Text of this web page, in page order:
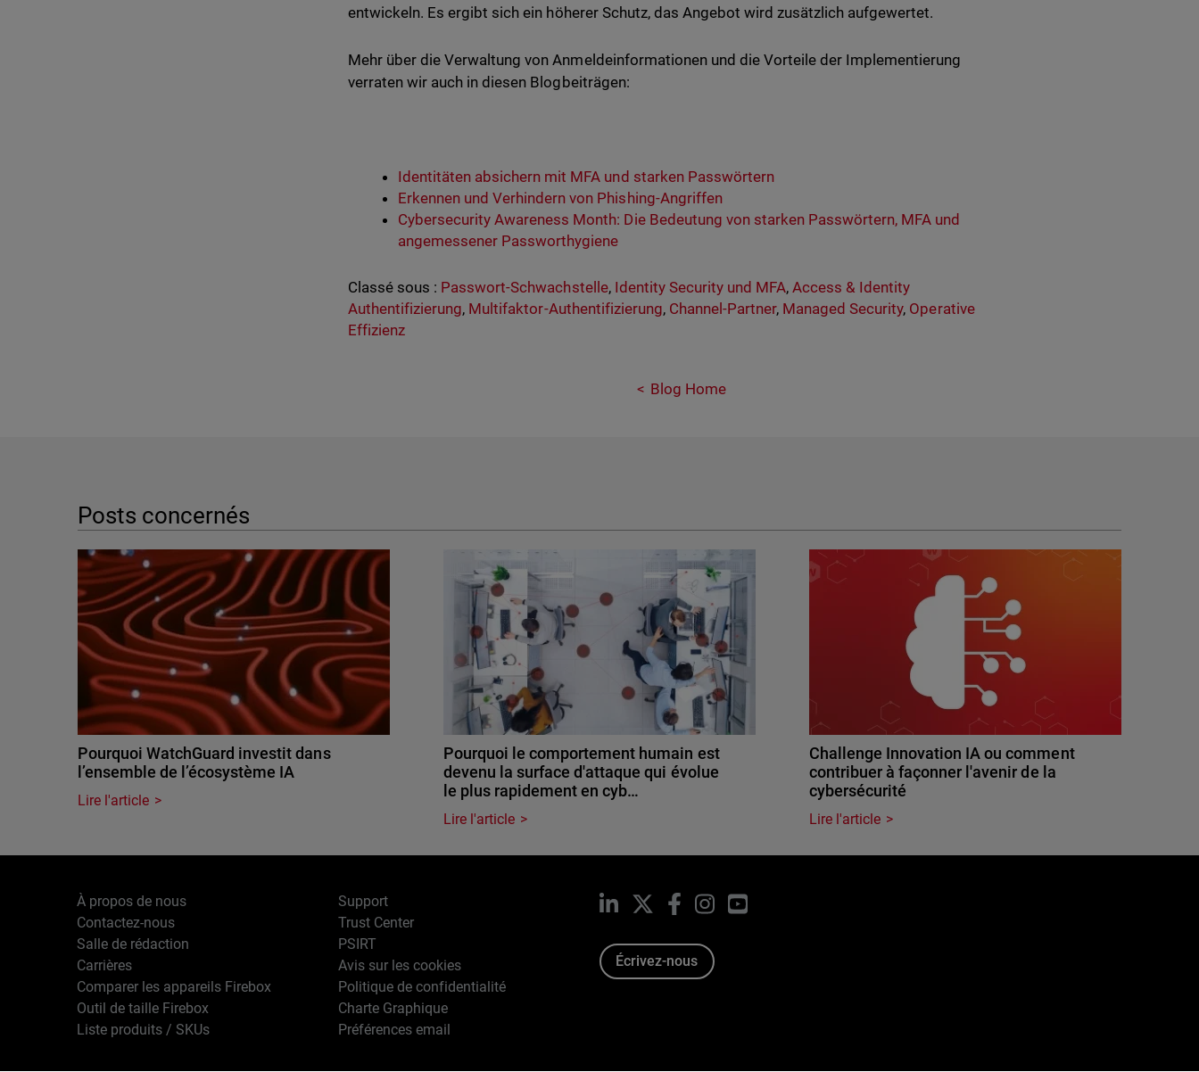
entwickeln. Es ergibt sich ein höherer Schutz, das Angebot wird zusätzlich aufgewertet.
Mehr über die Verwaltung von Anmeldeinformationen und die Vorteile der Implementierung
verraten wir auch in diesen Blogbeiträgen:
Identitäten absichern mit MFA und starken Passwörtern
Erkennen und Verhindern von Phishing-Angriffen
Cybersecurity Awareness Month: Die Bedeutung von starken Passwörtern, MFA und
angemessener Passworthygiene
Classé sous : Passwort-Schwachstelle, Identity Security und MFA,Access & Identity
Authentifizierung, Multifaktor-Authentifizierung, Channel-Partner, Managed Security, Operative
Effizienz
Blog Home
Posts concernés
Pourquoi WatchGuard investit dans
l’ensemble de l’écosystème IA
Lire l'article
Pourquoi le comportement humain est
devenu la surface d'attaque qui évolue
le plus rapidement en cyb…
Lire l'article
Challenge Innovation IA ou comment
contribuer à façonner l'avenir de la
cybersécurité
Lire l'article
À propos de nous
Contactez-nous
Salle de rédaction
Carrières
Comparer les appareils Firebox
Outil de taille Firebox
Liste produits / SKUs
Support
Trust Center
PSIRT
Avis sur les cookies
Politique de confidentialité
Charte Graphique
Préférences email
LinkedIn Facebook
InstagramYouTube
Écrivez-nous